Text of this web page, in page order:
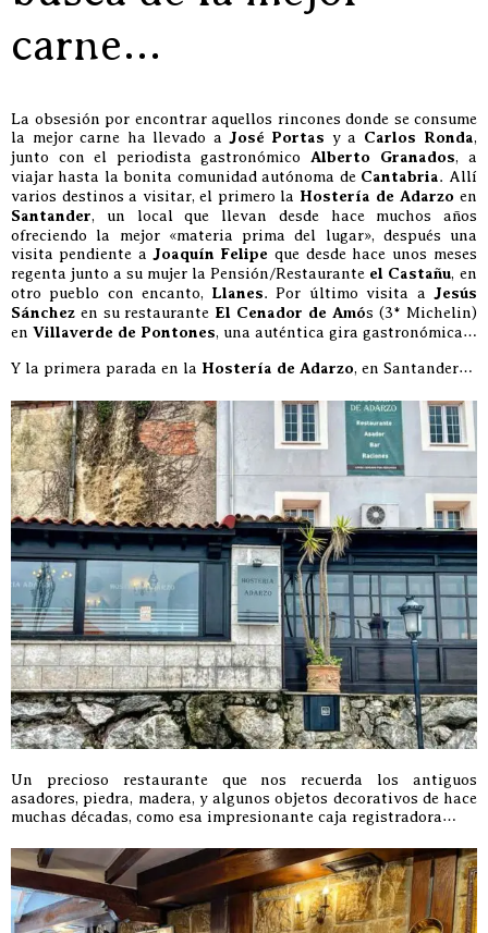
carne…
La obsesión por encontrar aquellos rincones donde se consume
la mejor carne ha llevado a José Portas y a Carlos Ronda,
junto con el periodista gastronómico Alberto Granados, a
viajar hasta la bonita comunidad autónoma de Cantabria. Allí
varios destinos a visitar, el primero la Hostería de Adarzo en
Santander, un local que llevan desde hace muchos años
ofreciendo la mejor «materia prima del lugar», después una
visita pendiente a Joaquín Felipe que desde hace unos meses
regenta junto a su mujer la Pensión/Restaurante el Castañu, en
otro pueblo con encanto, Llanes. Por último visita a Jesús
Sánchez en su restaurante El Cenador de Amós (3* Michelin)
en Villaverde de Pontones, una auténtica gira gastronómica…
Y la primera parada en la Hostería de Adarzo, en Santander…
Un precioso restaurante que nos recuerda los antiguos
asadores, piedra, madera, y algunos objetos decorativos de hace
muchas décadas, como esa impresionante caja registradora…